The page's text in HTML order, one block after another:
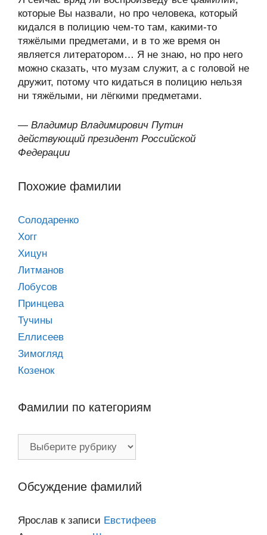
которые Вы назвали, но про человека, который
кидался в полицию чем-то там, какими-то
тяжёлыми предметами, и в то же время он
является литератором… Я не знаю, но про него
можно сказать, что музам служит, а с головой не
дружит, потому что кидаться в полицию нельзя
ни тяжёлыми, ни лёгкими предметами.
— Владимир Владимирович Путин
действующий президент Российской
Федерации
Похожие фамилии
Солодаренко
Хогг
Хицун
Литманов
Лобусов
Принцева
Тучины
Еллисеев
Зимогляд
Козенок
Фамилии по категориям
Обсуждение фамилий
Ярослав к записи Евстифеев